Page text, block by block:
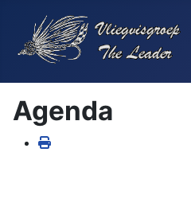
Agenda